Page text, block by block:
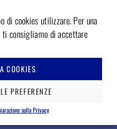
di cookies utilizzare. Per una
consigliamo di accettare
COOKIES
PREFERENZE
sulla Privacy
LE NOSTRE LINEE
Linea Chirurgica